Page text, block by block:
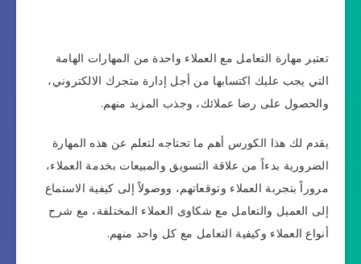
تعتبر مهارة التعامل مع العملاء واحدة من المهارات الهامة
التي يجب عليك اكتسابها من أجل إدارة متجرك الالكتروني،
والحصول على رضا عملائك، وجذب المزيد منهم.
يقدم لك هذا الكورس أهم ما تحتاجه لتعلم عن هذه المهارة
الضرورية بدءاً من علاقة التسويق والمبيعات بخدمة العملاء،
مروراً بتجربة العملاء وتوقعاتهم، ووصولاً إلى كيفية الاستماع
إلى العميل والتعامل مع شكاوى العملاء المختلفة، مع شرح
أنواع العملاء وكيفية التعامل مع كل واحد منهم.